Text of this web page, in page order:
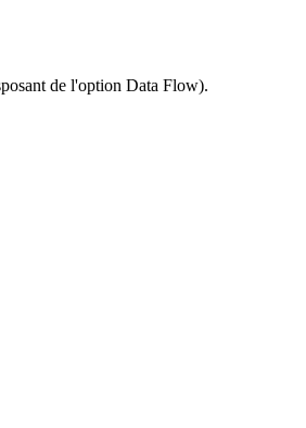
de l'option Data Flow).